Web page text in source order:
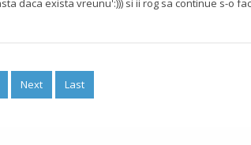
daca exista vreunu':))) si ii rog sa continue s-o
Next Last